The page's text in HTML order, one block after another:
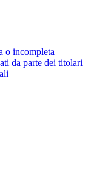
o incompleta
da parte dei titolari